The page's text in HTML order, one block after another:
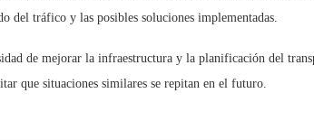
del tráfico y las posibles soluciones implementadas.
de mejorar la infraestructura y la planificación del
que situaciones similares se repitan en el futuro.